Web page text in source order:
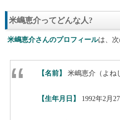
米嶋恵介ってどんな人?
米嶋恵介さんのプロフィールは、次
【名前】 米嶋恵介（よね
【生年月日】 1992年2月